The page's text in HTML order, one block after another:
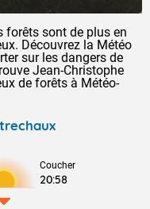
forêts sont de plus en
Découvrez la Météo
sur les dangers de
Jean-Christophe
de forêts à Météo-
Coucher
20:58